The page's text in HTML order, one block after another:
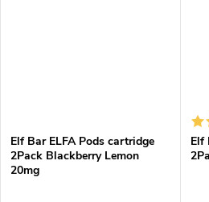
Elf Bar ELFA Pods cartridge
2Pack Blackberry Lemon
20mg
Elf